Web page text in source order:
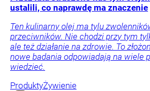
ustalili, co naprawdę ma znaczenie
Ten kulinarny olej ma tylu
przeciwników. Nie chodzi przy tym
ale też działanie na zdrowie. To
nowe badania odpowiadają na wiele
wiedzieć.
ProduktyŻywienie